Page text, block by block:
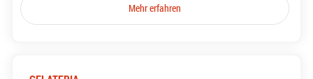
Mehr erfahren